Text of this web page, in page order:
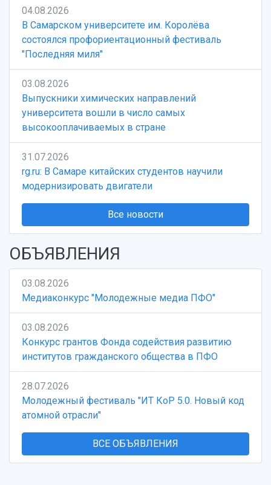
04.08.2026
В Самарском университете им. Королёва
состоялся профориентационный фестиваль
"Последняя миля"
03.08.2026
Выпускники химических направлений
университета вошли в число самых
высокооплачиваемых в стране
31.07.2026
rg.ru: В Самаре китайских студентов научили
модернизировать двигатели
Все новости
ОБЪЯВЛЕНИЯ
03.08.2026
Медиаконкурс "Молодежные медиа ПФО"
03.08.2026
Конкурс грантов Фонда содействия развитию
институтов гражданского общества в ПФО
28.07.2026
Молодежный фестиваль "ИТ КоР 5.0. Новый код
атомной отрасли"
ВСЕ ОБЪЯВЛЕНИЯ